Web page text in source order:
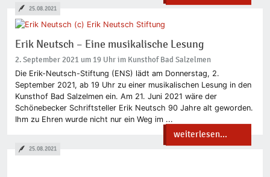
Erik Neutsch – Eine musikalische Lesung
2. September 2021 um 19 Uhr im Kunsthof Bad Salzelmen
Die Erik-Neutsch-Stiftung (ENS) lädt am Donnerstag, 2.
September 2021, ab 19 Uhr zu einer musikalischen Lesung in den
Kunsthof Bad Salzelmen ein. Am 21. Juni 2021 wäre der
Schönebecker Schriftsteller Erik Neutsch 90 Jahre alt geworden.
Ihm zu Ehren wurde nicht nur ein Weg im ...
weiterlesen...
25.08.2021
25.08.2021